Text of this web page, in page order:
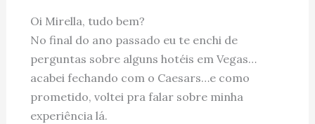
Oi Mirella, tudo bem?
No final do ano passado eu te enchi de
perguntas sobre alguns hotéis em Vegas…
acabei fechando com o Caesars…e como
prometido, voltei pra falar sobre minha
experiência lá.